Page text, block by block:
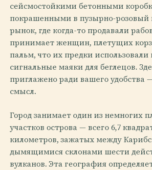
сейсмостойкими бетонными
покрашенными в пузырно-розовый
рынок, где когда-то продавали
принимает женщин, плетущих
пальм, что их предки использовали
сигнальные маяки для беглецов.
приглажено ради вашего удобства
смысл.
Город занимает один из немногих
участков острова — всего 6,7
километров, зажатых между
дымящимися склонами шести
вулканов. Эта география